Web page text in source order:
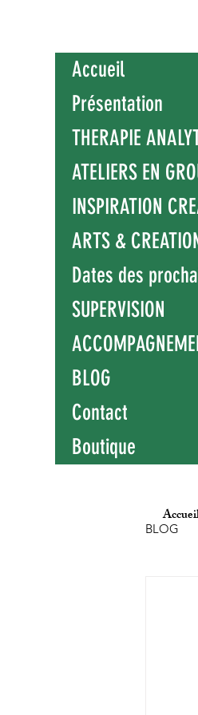
Accueil
Présentation
THERAPIE
ATELIERS EN
INSPIRATION
ARTS &
Dates des
SUPERVISION
BLOG
Contact
Boutique
BLOG